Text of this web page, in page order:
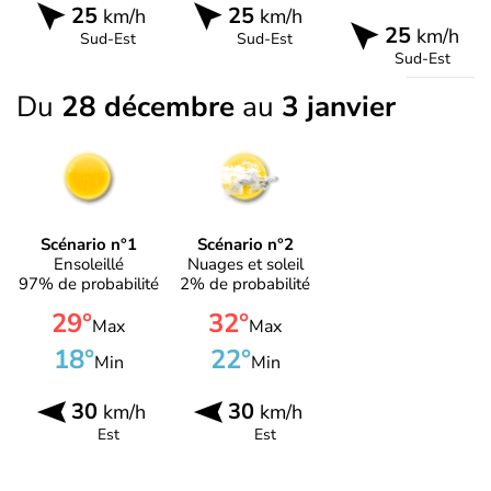
25km/h
Sud-Est
25km/h
Sud-Est 25 km/h
Sud-Est
Du 28 décembre au 3 janvier
Scénario n°1
Ensoleillé
97% de probabilité
29°Max
18°Min
30km/h
Est
Scénario n°2
Nuages et soleil
2% de probabilité
32°Max
22°Min
30km/h
Est